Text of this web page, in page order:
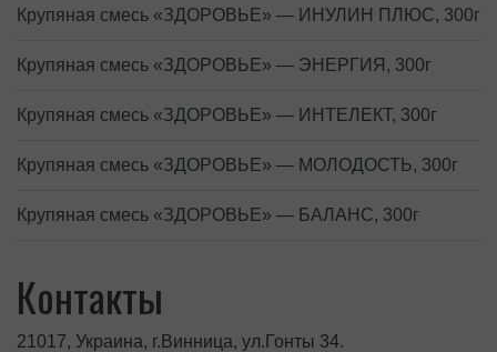
Крупяная смесь «ЗДОРОВЬЕ» — ИНУЛИН ПЛЮС, 300г
Крупяная смесь «ЗДОРОВЬЕ» — ЭНЕРГИЯ, 300г
Крупяная смесь «ЗДОРОВЬЕ» — ИНТЕЛЕКТ, 300г
Крупяная смесь «ЗДОРОВЬЕ» — МОЛОДОСТЬ, 300г
Крупяная смесь «ЗДОРОВЬЕ» — БАЛАНС, 300г
Контакты
21017, Украина, г.Винница, ул.Гонты 34.